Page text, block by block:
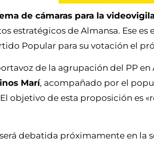
de cámaras para la
estratégicos de Almansa. Ese
Popular para su votación el
de la agrupación del PP
Marí, acompañado por el
objetivo de esta proposición es
debatida próximamente en la